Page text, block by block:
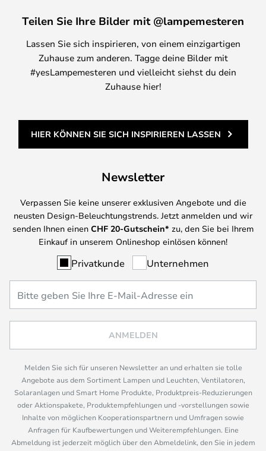
Teilen Sie Ihre Bilder mit @lampemesteren
Lassen Sie sich inspirieren, von einem einzigartigen
Zuhause zum anderen. Tagge deine Bilder mit
#yesLampemesteren und vielleicht siehst du dein
Zuhause hier!
HIER KÖNNEN SIE SICH INSPIRIEREN LASSEN
Newsletter
Verpassen Sie keine unserer exklusiven Angebote und die
neusten Design-Beleuchtungstrends. Jetzt anmelden und wir
senden Ihnen einen CHF 20-Gutschein* zu, den Sie bei Ihrem
Einkauf in unserem Onlineshop einlösen können!
Privatkunde Unternehmen
ANMELDEN
Melden Sie sich für unseren Newsletter an und erhalten sie tolle
Angebote aus dem Sortiment Lampen und Leuchten, Ventilatoren,
Solaranlagen und Smart Home Produkte, Produktpreis-Reduzierungen
oder Aktionspakete, Produktempfehlungen und -vorstellungen sowie
Inhalte von möglichen Kooperationspartnern und Umfragen sowie
Anfragen für Kaufbewertungen und Weiterempfehlungen. Eine
Abmeldung ist jederzeit möglich über den Abmeldelink, den Sie in jedem